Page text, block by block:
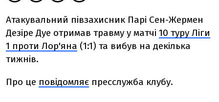
Атакувальний півзахисник Парі Сен-Жермен
Дезіре Дуе отримав травму у матчі 10 туру Ліги
1 проти Лор'яна (1:1) та вибув на декілька
тижнів.
Про це повідомляє пресслужба клубу.